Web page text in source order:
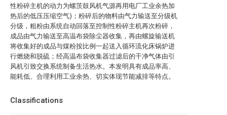
性粉碎主机的动力为螺茨鼓风机气源再用电厂工业余热加
热后的低压压缩空气)；粉碎后的物料由气力输送至分级机
分级，粗粉由系统自动回落至控制性粉碎主机再次粉碎，
成品由气力输送至高温布袋除尘器收集，再由螺旋输送机
将收集好的成品与煤粉按比例一起送入循环流化床锅炉进
行燃烧和脱硫；经高温布袋收集器过滤后的干净气体由引
风机引致交换系统制备生活热水。本发明具有成品率高、
能耗低、合理利用工业余热、切实体现节能减排等特点。
Classifications